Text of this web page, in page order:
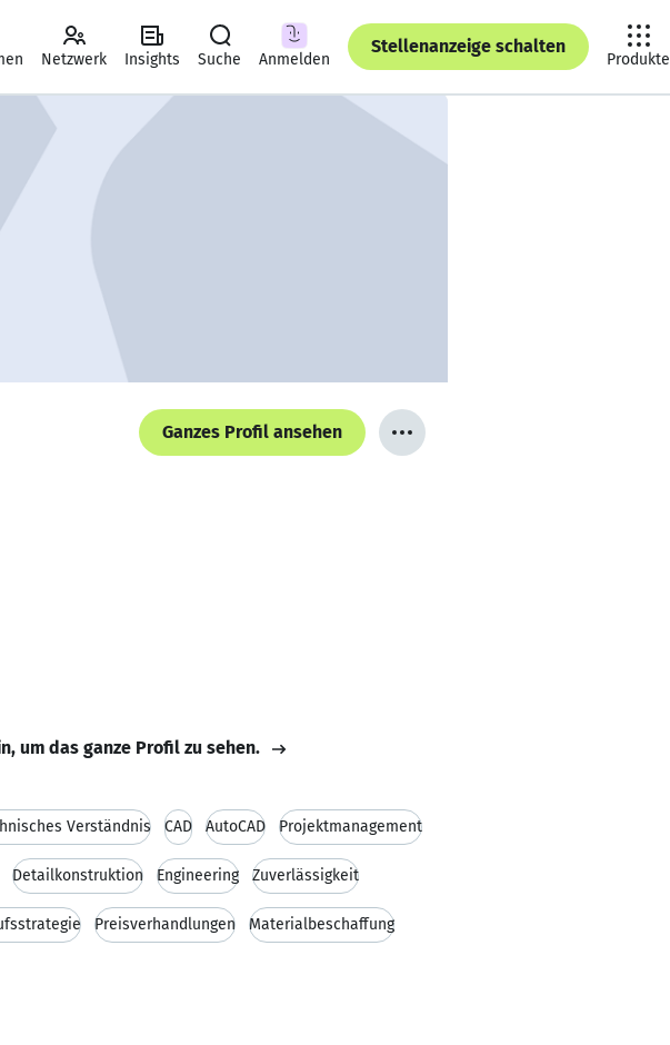
Netzwerk Insights Suche Anmelden
Stellenanzeige schalten
Produkte
Ganzes Profil ansehen
um das ganze Profil zu sehen.
Verständnis CAD AutoCAD Projektmanagement
Detailkonstruktion Engineering Zuverlässigkeit
Preisverhandlungen Materialbeschaffung